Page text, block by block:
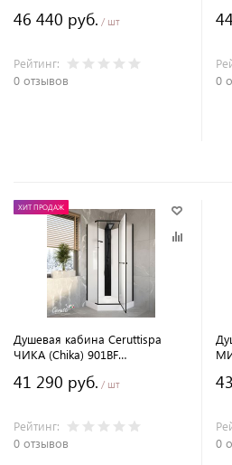
матовое стекло
46 440 руб. / шт
Рейтинг:
0 отзывов
0
ХИТ ПРОДАЖ
Душевая кабина Ceruttispa
ЧИКА (Chika) 901BF
крыши
41 290 руб. / шт
Рейтинг:
0 отзывов
0